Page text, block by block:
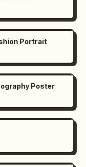
Portrait
Poster